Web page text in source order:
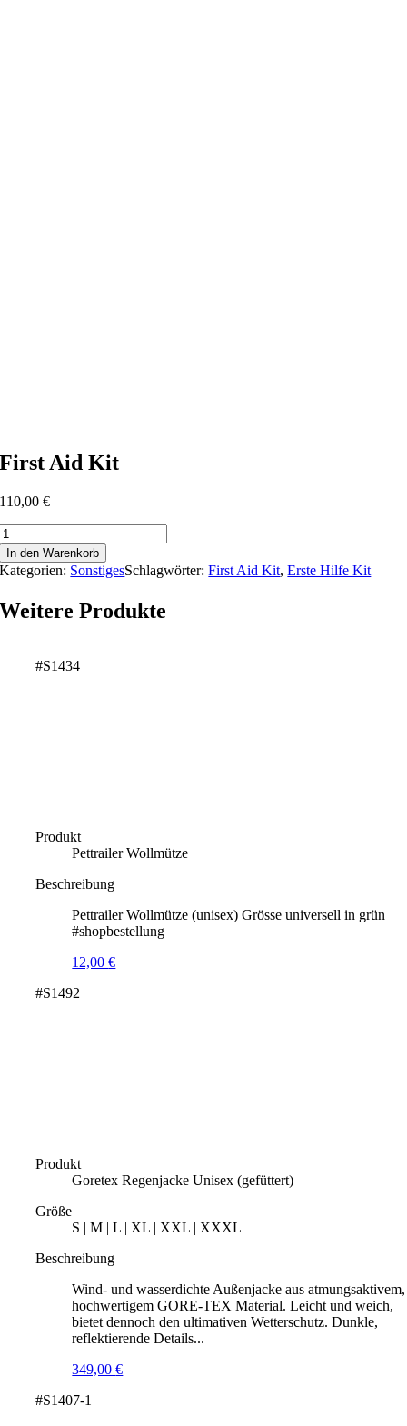
First Aid Kit
110,00€
In den Warenkorb
Kategorien: SonstigesSchlagwörter:First Aid Kit,Erste Hilfe Kit
Weitere Produkte
#S1434
Produkt
Pettrailer Wollmütze
Beschreibung
Pettrailer Wollmütze (unisex) Grösse universell in grün
#shopbestellung
12,00€
#S1492
Produkt
Goretex Regenjacke Unisex (gefüttert)
Größe
S | M | L | XL | XXL | XXXL
Beschreibung
Wind- und wasserdichte Außenjacke aus atmungsaktivem,
hochwertigem GORE-TEX Material. Leicht und weich,
bietet dennoch den ultimativen Wetterschutz. Dunkle,
reflektierende Details...
349,00€
#S1407-1